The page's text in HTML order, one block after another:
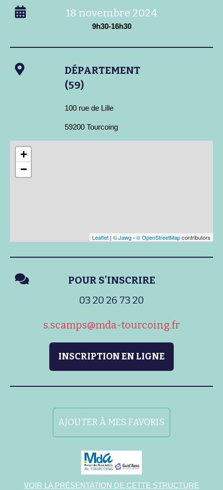
18 novembre 2024
9h30-16h30
DÉPARTEMENT
(59)
100 rue de Lille
59200 Tourcoing
+
−
Leaflet | © Jawg- © OpenStreetMapcontributors
POUR S'INSCRIRE
03 20 26 73 20
s.scamps@mda-tourcoing.fr
INSCRIPTION EN LIGNE
AJOUTER À MES FAVORIS
VOIR LA PRÉSENTATION DE CETTE STRUCTURE